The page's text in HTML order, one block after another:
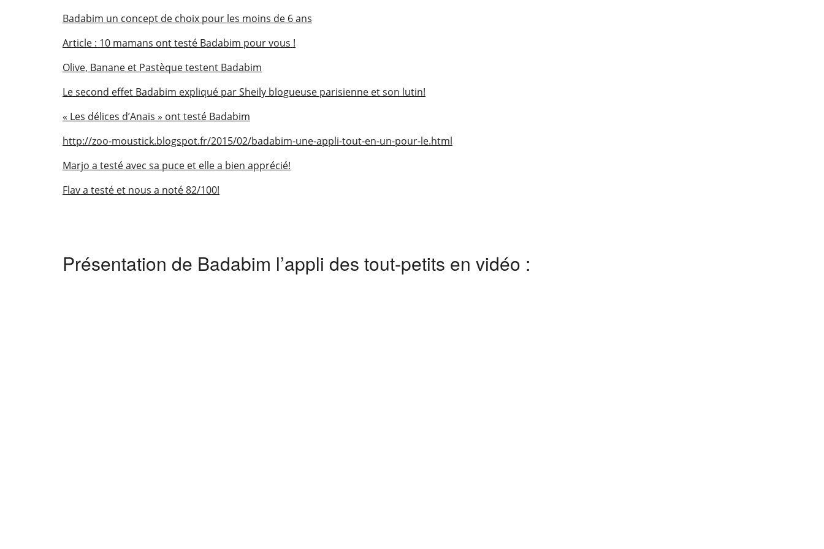
Badabim un concept de choix pour les moins de 6 ans
Article : 10 mamans ont testé Badabim pour vous !
Olive, Banane et Pastèque testent Badabim
Le second effet Badabim expliqué par Sheily blogueuse parisienne et son lutin!
« Les délices d’Anaïs » ont testé Badabim
http://zoo-moustick.blogspot.fr/2015/02/badabim-une-appli-tout-en-un-pour-le.html
Marjo a testé avec sa puce et elle a bien apprécié!
Flav a testé et nous a noté 82/100!
Présentation de Badabim l’appli des tout-petits en vidéo :